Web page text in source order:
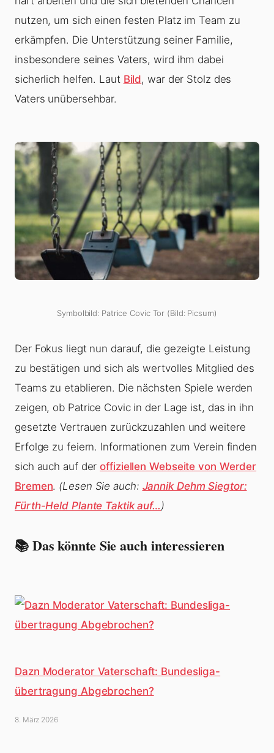
nutzen, um sich einen festen Platz im Team zu
erkämpfen. Die Unterstützung seiner Familie,
insbesondere seines Vaters, wird ihm dabei
sicherlich helfen. Laut Bild, war der Stolz des
Vaters unübersehbar.
Symbolbild: Patrice Covic Tor (Bild: Picsum)
Der Fokus liegt nun darauf, die gezeigte Leistung
zu bestätigen und sich als wertvolles Mitglied des
Teams zu etablieren. Die nächsten Spiele werden
zeigen, ob Patrice Covic in der Lage ist, das in ihn
gesetzte Vertrauen zurückzuzahlen und weitere
Erfolge zu feiern. Informationen zum Verein finden
sich auch auf deroffiziellen Webseite von Werder
Bremen. (Lesen Sie auch: Jannik Dehm Siegtor:
Fürth-Held Plante Taktik auf…)
📚 Das könnte Sie auch interessieren
Dazn Moderator Vaterschaft: Bundesliga-
übertragung Abgebrochen?
8. März 2026